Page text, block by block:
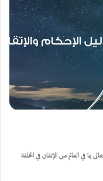
في العالم من الإتقان في الخلقة